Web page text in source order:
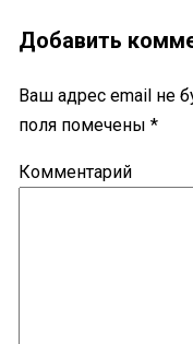
Добавить
Ваш адрес email не
поля помечены *
Комментарий